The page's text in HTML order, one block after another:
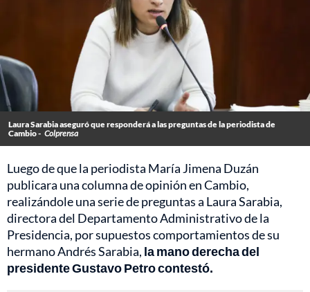
Laura Sarabia aseguró que responderá a las preguntas de la periodista de
Cambio - Colprensa
Luego de que la periodista María Jimena Duzán
publicara una columna de opinión en Cambio,
realizándole una serie de preguntas a Laura Sarabia,
directora del Departamento Administrativo de la
Presidencia, por supuestos comportamientos de su
hermano Andrés Sarabia, la mano derecha del
presidente Gustavo Petro contestó.